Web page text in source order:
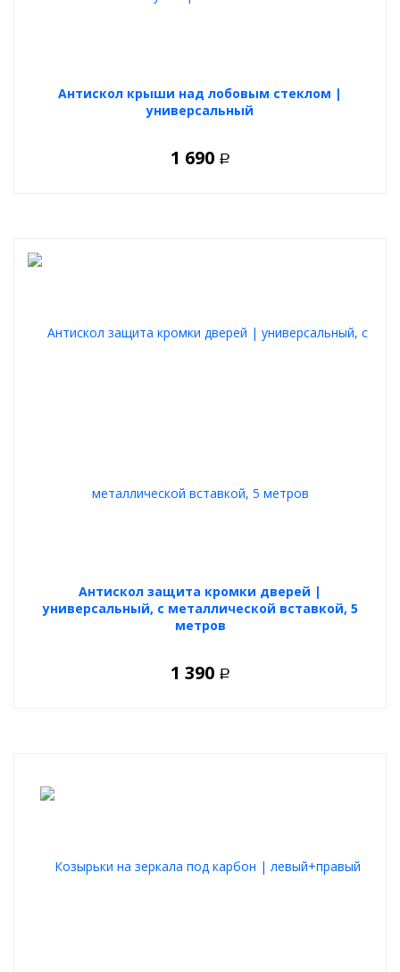
Антискол крыши над лобовым стеклом |
универсальный
1 690 Р
Антискол защита кромки дверей |
универсальный, с металлической вставкой, 5
метров
1 390 Р